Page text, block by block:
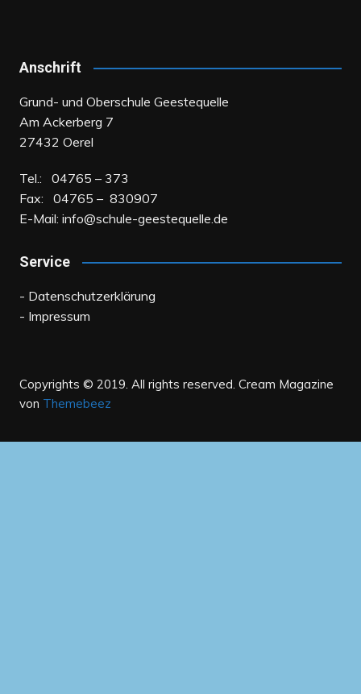
Anschrift
Grund- und Oberschule Geestequelle
Am Ackerberg 7
27432 Oerel
Tel.: 04765 – 373
Fax: 04765 – 830907
E-Mail: info@schule-geestequelle.de
Service
- Datenschutzerklärung
- Impressum
Copyrights © 2019. All rights reserved. Cream Magazine
von Themebeez